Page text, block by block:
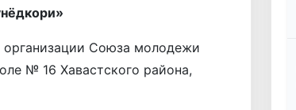
организации Союза молодежи
№ 16 Хавастского района,